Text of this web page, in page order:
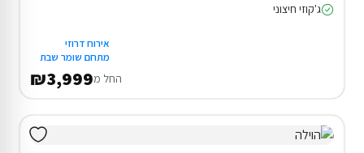
ג'קוזי חיצוני
אירוח דרוזי
מתחם שומר שבת
החל מ₪3,999